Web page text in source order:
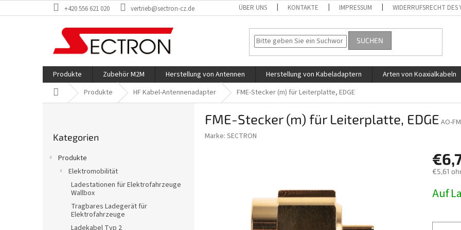
Inhalt
+420 556 621 020 vertrieb@sectron-cz.de ÜBER UNS KONTAKTE IMPRESSUM WIDERRUFSRECHT DES
SUCHEN
Produkte Zubehör M2M Herstellung von Antennen Herstellung von Kabeladaptern Arten von Koaxialkabeln
StartseiteProdukte HF Kabel-Antennenadapter FME-Stecker (m) für Leiterplatte, EDGE
überspringen
Kategorien
Produkte
Elektromobilität
Ladestationen für Elektrofahrzeuge
Wallbox
Tragbares Ladegerät für
Elektrofahrzeuge
Ladekabel Typ 2
FME-Stecker (m) für Leiterplatte, EDGE AO-
Marke: SECTRON
€5,61
Auf